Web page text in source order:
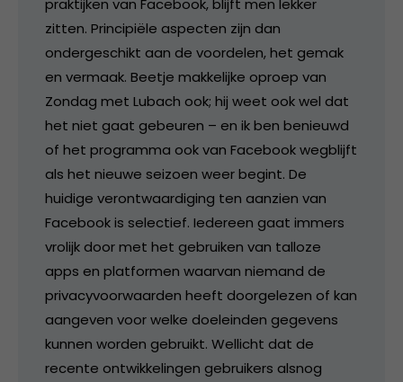
praktijken van Facebook, blijft men lekker
zitten. Principiële aspecten zijn dan
ondergeschikt aan de voordelen, het gemak
en vermaak. Beetje makkelijke oproep van
Zondag met Lubach ook; hij weet ook wel dat
het niet gaat gebeuren – en ik ben benieuwd
of het programma ook van Facebook wegblijft
als het nieuwe seizoen weer begint. De
huidige verontwaardiging ten aanzien van
Facebook is selectief. Iedereen gaat immers
vrolijk door met het gebruiken van talloze
apps en platformen waarvan niemand de
privacyvoorwaarden heeft doorgelezen of kan
aangeven voor welke doeleinden gegevens
kunnen worden gebruikt. Wellicht dat de
recente ontwikkelingen gebruikers alsnog